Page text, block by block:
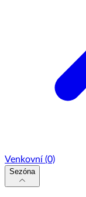
Venkovní (0)
Sezóna